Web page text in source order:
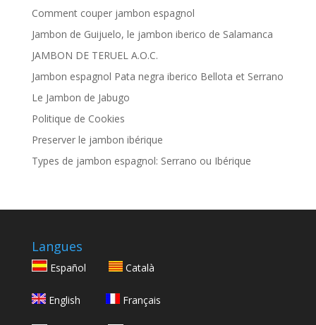
Comment couper jambon espagnol
Jambon de Guijuelo, le jambon iberico de Salamanca
JAMBON DE TERUEL A.O.C.
Jambon espagnol Pata negra iberico Bellota et Serrano
Le Jambon de Jabugo
Politique de Cookies
Preserver le jambon ibérique
Types de jambon espagnol: Serrano ou Ibérique
Langues
Español Català
English Français